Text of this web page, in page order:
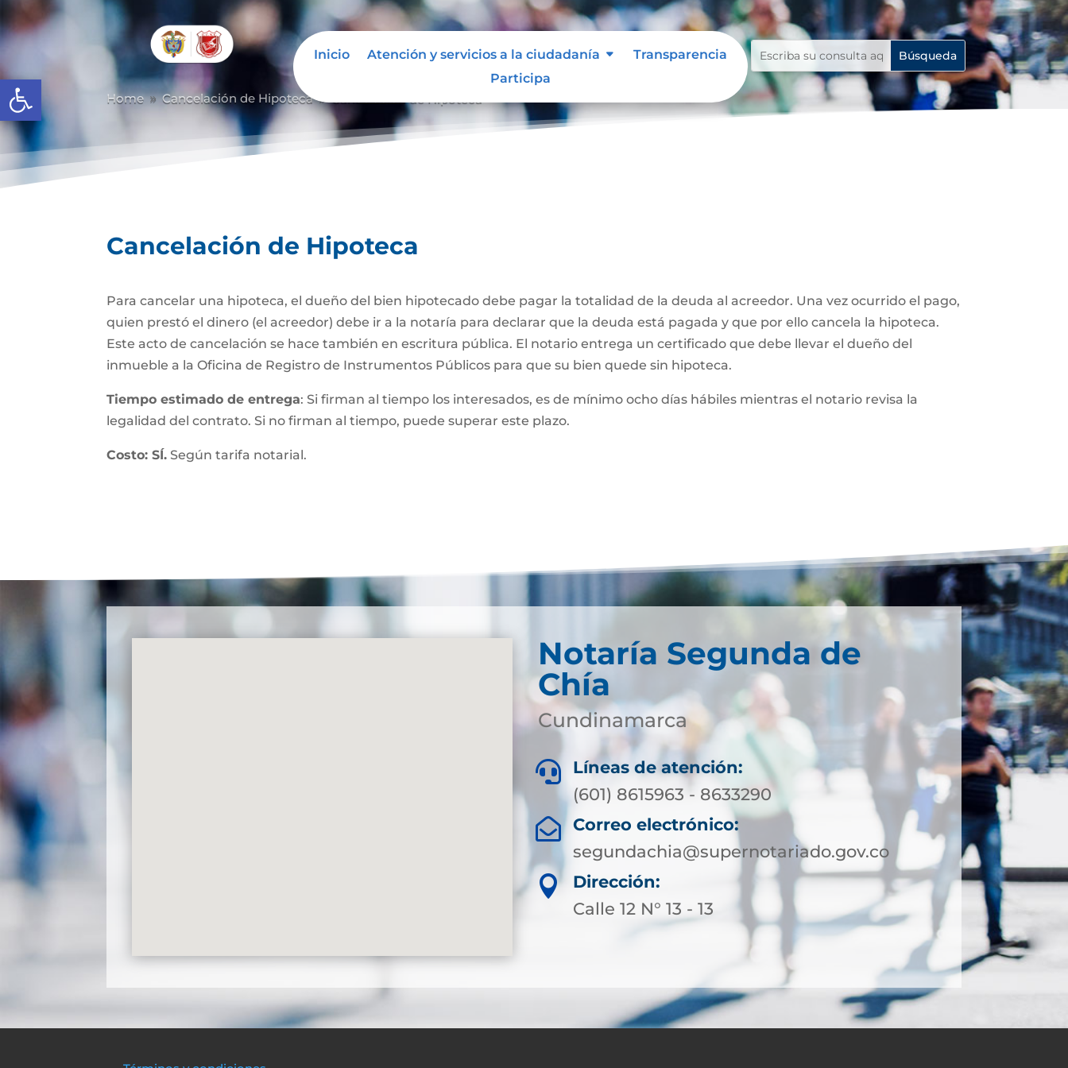
Abrir barra de herramientas
Inicio Atención y servicios a la ciudadanía
Transparencia
Participa
Home 9 Cancelación de Hipoteca 9
Cancelación de Hipoteca
Para cancelar una hipoteca, el dueño del bien hipotecado debe pagar la totalidad de la deuda al acreedor. Una vez ocurrido el pago,
quien prestó el dinero (el acreedor) debe ir a la notaría para declarar que la deuda está pagada y que por ello cancela la hipoteca.
Este acto de cancelación se hace también en escritura pública. El notario entrega un certificado que debe llevar el dueño del
inmueble a la Oficina de Registro de Instrumentos Públicos para que su bien quede sin hipoteca.
Tiempo estimado de entrega: Si firman al tiempo los interesados, es de mínimo ocho días hábiles mientras el notario revisa la
legalidad del contrato. Si no firman al tiempo, puede superar este plazo.
Costo: SÍ. Según tarifa notarial.
Notaría Segunda de
Chía
Cundinamarca

Líneas de atención:
(601) 8615963 - 8633290

Correo electrónico:
segundachia@supernotariado.gov.co

Dirección:
Calle 12 N° 13 - 13